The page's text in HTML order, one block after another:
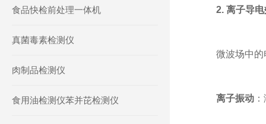
2. 离子导
微波场中的
离子振动：
食品快检前处理一体机
真菌毒素检测仪
肉制品检测仪
食用油检测仪苯并芘检测仪